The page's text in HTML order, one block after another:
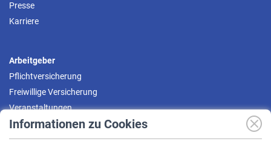
Informationen zu Cookies
Presse
Karriere
Arbeitgeber
Pflichtversicherung
Freiwillige Versicherung
Veranstaltungen